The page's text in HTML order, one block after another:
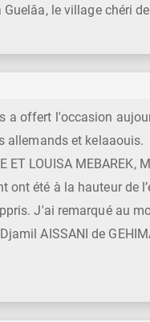
le village chéri
a offert l'occasion
allemands et kelaaouis.
LOUISA MEBAREK,
ont été à la hauteur de
J'ai remarqué au
AISSANI de